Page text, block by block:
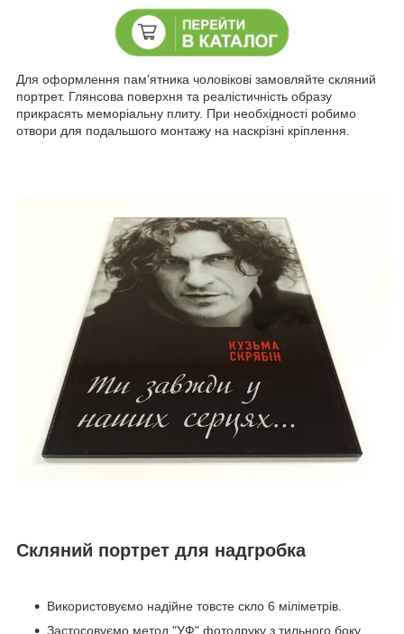
Для оформлення пам'ятника чоловікові замовляйте скляний
портрет. Глянсова поверхня та реалістичність образу
прикрасять меморіальну плиту. При необхідності робимо
отвори для подальшого монтажу на наскрізні кріплення.
Скляний портрет для надгробка
Використовуємо надійне товсте скло 6 міліметрів.
Застосовуємо метод "УФ" фотодруку з тильного боку.